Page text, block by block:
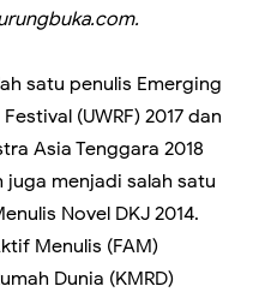
satu penulis Emerging
(UWRF) 2017 dan
Asia Tenggara 2018
menjadi salah satu
Novel DKJ 2014.
Menulis (FAM)
Dunia (KMRD)